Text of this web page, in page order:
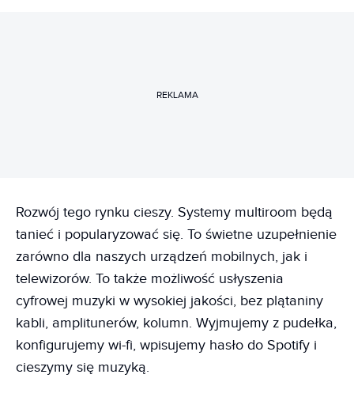
REKLAMA
Rozwój tego rynku cieszy. Systemy multiroom będą
tanieć i popularyzować się. To świetne uzupełnienie
zarówno dla naszych urządzeń mobilnych, jak i
telewizorów. To także możliwość usłyszenia
cyfrowej muzyki w wysokiej jakości, bez plątaniny
kabli, amplitunerów, kolumn. Wyjmujemy z pudełka,
konfigurujemy wi-fi, wpisujemy hasło do Spotify i
cieszymy się muzyką.